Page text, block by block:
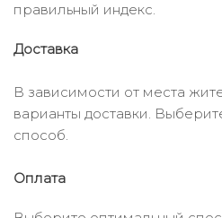
правильный индекс.
Доставка
В зависимости от места
варианты доставки.
способ.
Оплата